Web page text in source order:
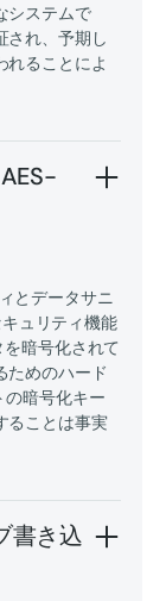
システムで
され、予期し
れることによ
とデータサニ
ュリティ機能
暗号化されて
ためのハード
暗号化キー
ることは事実
書き込